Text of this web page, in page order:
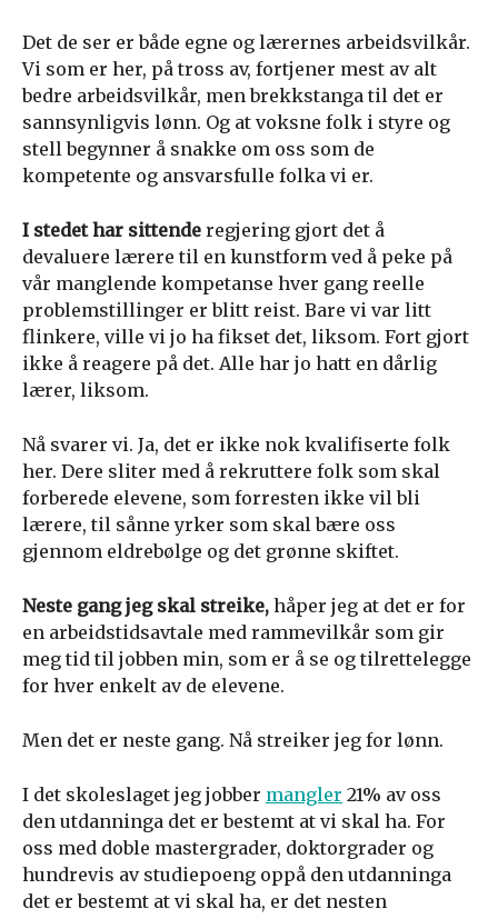
Det de ser er både egne og lærernes arbeidsvilkår.
Vi som er her, på tross av, fortjener mest av alt
bedre arbeidsvilkår, men brekkstanga til det er
sannsynligvis lønn. Og at voksne folk i styre og
stell begynner å snakke om oss som de
kompetente og ansvarsfulle folka vi er.
I stedet har sittende regjering gjort det å
devaluere lærere til en kunstform ved å peke på
vår manglende kompetanse hver gang reelle
problemstillinger er blitt reist. Bare vi var litt
flinkere, ville vi jo ha fikset det, liksom. Fort gjort
ikke å reagere på det. Alle har jo hatt en dårlig
lærer, liksom.
Nå svarer vi. Ja, det er ikke nok kvalifiserte folk
her. Dere sliter med å rekruttere folk som skal
forberede elevene, som forresten ikke vil bli
lærere, til sånne yrker som skal bære oss
gjennom eldrebølge og det grønne skiftet.
Neste gang jeg skal streike, håper jeg at det er for
en arbeidstidsavtale med rammevilkår som gir
meg tid til jobben min, som er å se og tilrettelegge
for hver enkelt av de elevene.
Men det er neste gang. Nå streiker jeg for lønn.
I det skoleslaget jeg jobber mangler 21% av oss
den utdanninga det er bestemt at vi skal ha. For
oss med doble mastergrader, doktorgrader og
hundrevis av studiepoeng oppå den utdanninga
det er bestemt at vi skal ha, er det nesten